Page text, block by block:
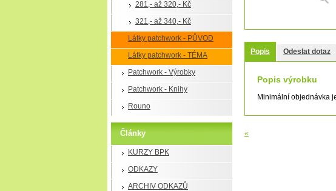
281,- až 320,- Kč
321,- až 340,- Kč
Látky patchwork - PŮVOD
Látky patchwork - TÉMA
Patchwork - Výrobky
Patchwork - Knihy
Rouno
Články
KURZY BPK
ODKAZY
ARCHIV ODKAZŮ
Popis Odeslat dotaz
Popis výrobku
Minimální objednávka
«